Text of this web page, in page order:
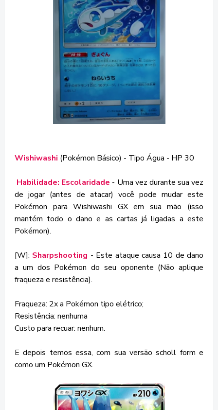
Wishiwashi (Pokémon Básico) - Tipo Água - HP 30
Habilidade: Escolaridade - Uma vez durante sua vez
de jogar (antes de atacar) você pode mudar este
Pokémon para Wishiwashi GX em sua mão (isso
mantém todo o dano e as cartas já ligadas a este
Pokémon).
[W]: Sharpshooting - Este ataque causa 10 de dano
a um dos Pokémon do seu oponente (Não aplique
fraqueza e resistência).
Fraqueza: 2x a Pokémon tipo elétrico;
Resistência: nenhuma
Custo para recuar: nenhum.
E depois temos essa, com sua versão scholl form e
como um Pokémon GX.